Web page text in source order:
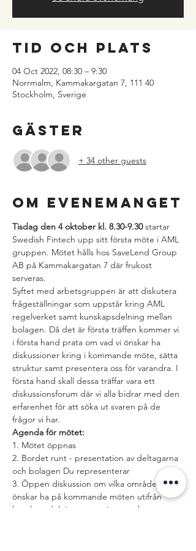
Tid och plats
04 Oct 2022, 08:30 – 9:30
Norrmalm, Kammakargatan 7, 111 40
Stockholm, Sverige
Gäster
+ 34 other guests
Om evenemanget
Tisdag den 4 oktober kl. 8.30-9.30 startar
Swedish Fintech upp sitt första möte i AML
gruppen. Mötet hålls hos SaveLend Group
AB på Kammakargatan 7 där frukost
serveras.
Syftet med arbetsgruppen är att diskutera
frågeställningar som uppstår kring AML
regelverket samt kunskapsdelning mellan
bolagen. Då det är första träffen kommer vi
i första hand prata om vad vi önskar ha
diskussioner kring i kommande möte, sätta
struktur samt presentera oss för varandra. I
första hand skall dessa träffar vara ett
diskussionsforum där vi alla bidrar med den
erfarenhet för att söka ut svaren på de
frågor vi har.
Agenda för mötet:
1. Mötet öppnas
2. Bordet runt - presentation av deltagarna
och bolagen Du representerar
3. Öppen diskussion om vilka områden vi
önskar ha på kommande möten utifrån
kunskapsdelning, utmaningar och